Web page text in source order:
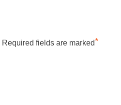
Required fields are marked*